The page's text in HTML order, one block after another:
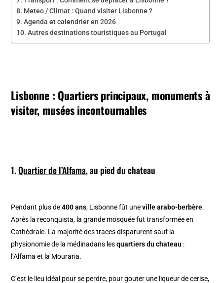
Meteo / Climat : Quand visiter Lisbonne ?
Agenda et calendrier en 2026
Autres destinations touristiques au Portugal
Lisbonne : Quartiers principaux, monuments à
visiter, musées incontournables
1.Quartier de l’Alfama, au pied du chateau
Pendant plus de400 ans, Lisbonne fût uneville arabo-berbère.
Après la reconquista, la grande mosquée fut transformée en
Cathédrale. La majorité des traces disparurent sauf la
physionomie de la médinadans lesquartiers du chateau :
l’Alfama et la Mouraria.
C’est le lieu idéal pour se perdre, pour gouter une liqueur de cerise,